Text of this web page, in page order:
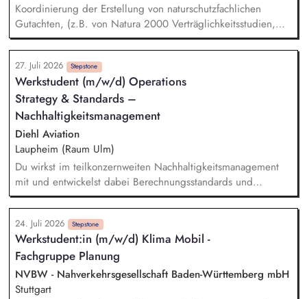
Koordinierung der Erstellung von naturschutzfachlichen
Gutachten, (z.B. von Natura 2000 Verträglichkeitsstudien,
Artenschutzberichten, UVS und LBP) in einem
interdisziplinären Team aus Umweltgutachtern und
technischen Planern Vorbereitung und Durchführung von
Abstimmungsterminen mit Naturschutz- und Umweltbehörden
Steuerung von Fachgutachtern und Qualitätssicherung der
naturschutzfachlichen Antragsunterlagen Begleitung von
Genehmigungsverfahren in naturschutzfachlichen
Fragestellungen Auswertung und Koordination der
Beantwortung von naturschutzfachlichen Einwendungen aus
dem Genehmigungsverfahren
27. Juli 2026 Stepstone
Werkstudent (m/w/d) Operations
Strategy & Standards –
Nachhaltigkeitsmanagement
Diehl Aviation
Laupheim (Raum Ulm)
Du wirkst im teilkonzernweiten Nachhaltigkeitsmanagement
mit und entwickelst dabei Berechnungsstandards und
Kennzahlen. Dabei bereitest du Nachhaltigkeitswissen auf
und kommunizierst dieses an interne und externe
Stakeholder. Darüber hinaus unterstützt du bei der
Entwicklung einer Systematik zur Erfassung von nachhaltigen
Projekten und Initiativen. Außerdem hilfst du bei der
Implementierung aktueller gesetzlicher Vorgaben zur
Nachhaltigkeit.
24. Juli 2026 Stepstone
Werkstudent:in (m/w/d) Klima Mobil -
Fachgruppe Planung
NVBW - Nahverkehrsgesellschaft Baden-Württemberg mbH
Stuttgart